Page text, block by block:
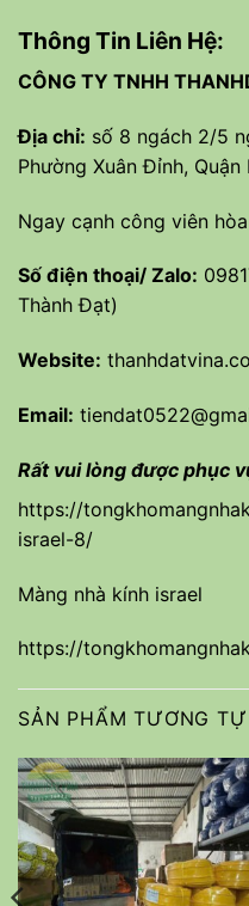
Thông Tin Liên Hệ:
CÔNG TY TNHH
Địa chỉ: số 8 ngách 2/5
Phường Xuân Đỉnh,
Ngay cạnh công viên
Số điện thoại/ Zalo:
Thành Đạt)
Website:
Email:
Rất vui lòng được phục
https://
israel-8/
Màng nhà kính israel
https://
SẢN PHẨM TƯƠNG TỰ